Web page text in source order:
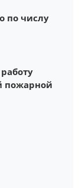
по числу
пожарной